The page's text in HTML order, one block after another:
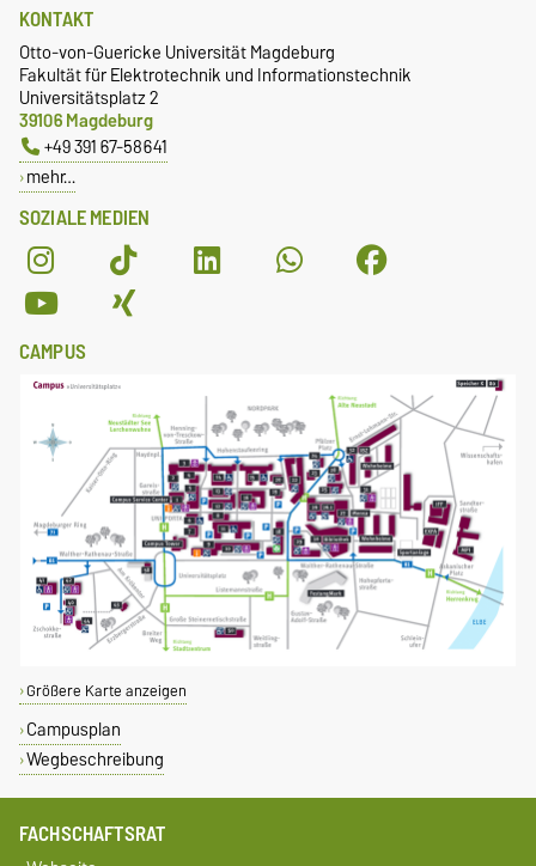
SOZIALE MEDIEN
KONTAKT
Otto-von-Guericke Universität Magdeburg
Fakultät für Elektrotechnik und Informationstechnik
Universitätsplatz 2
39106 Magdeburg
+49 391 67-58641
mehr…
CAMPUS
Größere Karte anzeigen
Campusplan
Wegbeschreibung
FACHSCHAFTSRAT